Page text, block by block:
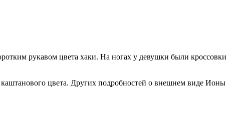
рукавом цвета хаки. На ногах у девушки были кроссовки
цвета. Других подробностей о внешнем виде Ионы